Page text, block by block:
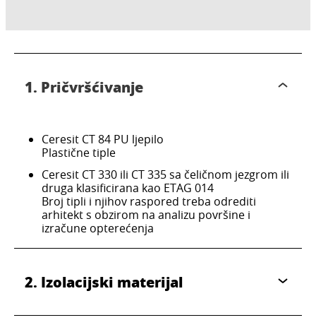
1. Pričvršćivanje
Ceresit CT 84 PU ljepilo
Plastične tiple
Ceresit CT 330 ili CT 335 sa čeličnom jezgrom ili
druga klasificirana kao ETAG 014
Broj tipli i njihov raspored treba odrediti
arhitekt s obzirom na analizu površine i
izračune opterećenja
2. Izolacijski materijal